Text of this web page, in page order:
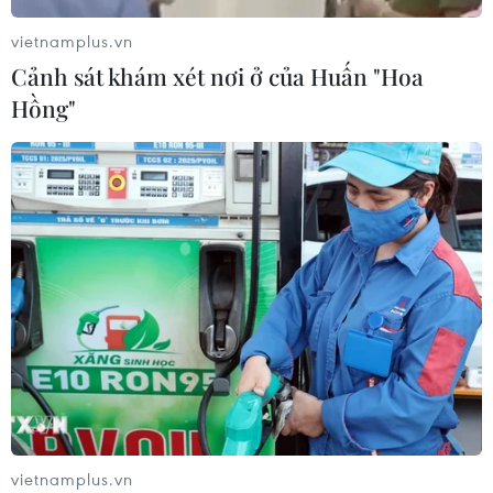
CƠ QUAN CHỦ QUẢN: THÔNG TẤN XÃ VIỆT NAM
Tổng Biên tập: TRẦN TIẾN DUẨN
Phó Tổng Biên tập: NGUYỄN THỊ TÁM, KHÚC THANH
THỦY
Sở hữu trí tuệ
Quy định sử dụng
RSS
Hỗ trợ
Ngôn ngữ
TTXVN
Dịch vụ tin
Quảng cáo
Liên hệ
vietnamplus.vn
Cảnh sát khám xét nơi ở của Huấn "Hoa
Hồng"
vietnamplus.vn